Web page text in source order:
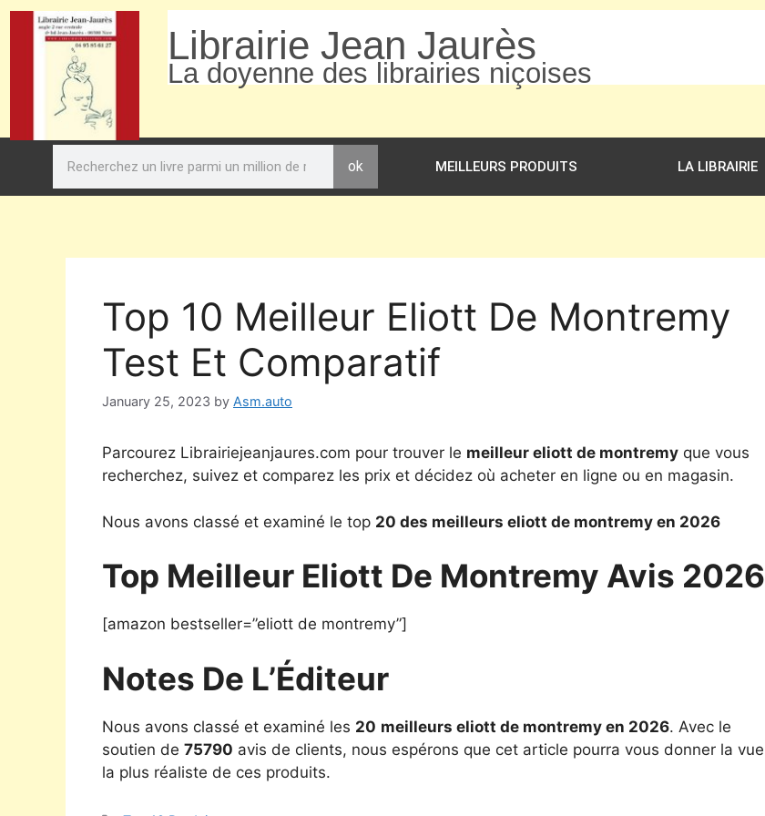
Librairie Jean Jaurès
La doyenne des librairies niçoises
ok MEILLEURS PRODUITS LA LIBRAIRIE
Top 10 Meilleur Eliott De Montremy
Test Et Comparatif
January 25, 2023 by Asm.auto
Parcourez Librairiejeanjaures.com pour trouver le meilleur eliott de montremy que vous
recherchez, suivez et comparez les prix et décidez où acheter en ligne ou en magasin.
Nous avons classé et examiné le top 20 des meilleurs eliott de montremy en 2026
Top Meilleur Eliott De Montremy Avis 2026
[amazon bestseller=”eliott de montremy”]
Notes De L’Éditeur
Nous avons classé et examiné les 20 meilleurs eliott de montremy en 2026. Avec le
soutien de 75790 avis de clients, nous espérons que cet article pourra vous donner la vue
la plus réaliste de ces produits.